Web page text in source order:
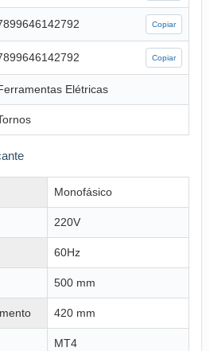
Copiar
Copiar
Elétricas
Monofásico
220V
60Hz
500 mm
420 mm
MT4